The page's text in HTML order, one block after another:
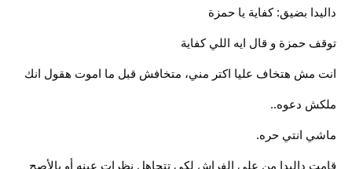
داليدا بضيق: كفاية يا حمزة
توقف حمزة و قال ايه اللي كفاية
انت مش هتخاف عليا اكتر مني، متخافش قبل ما اموت هقول انك
ملكش دعوه..
ماشي انتي حره.
قامت داليدا من على الفراش لكي تتجاهل نظرات عينه أو بالأصح